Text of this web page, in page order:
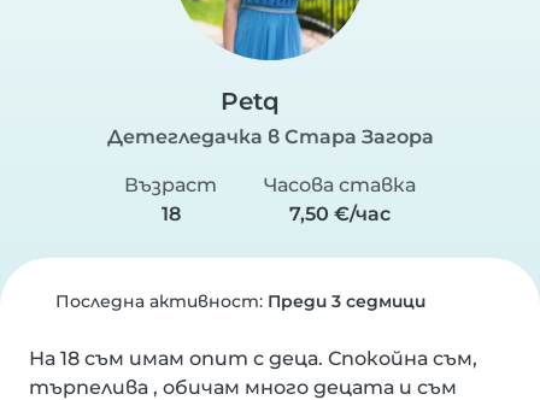
Petq
Детегледачка в Стара Загора
Възраст
18
Часова ставка
7,50 €/час
Последна активност: Преди 3 седмици
На 18 съм имам опит с деца. Спокойна съм,
търпелива , обичам много децата и съм